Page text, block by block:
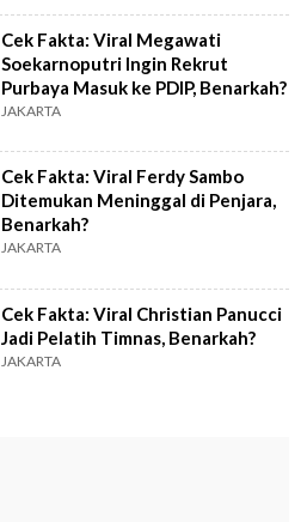
Cek Fakta: Viral Megawati
Soekarnoputri Ingin Rekrut
Purbaya Masuk ke PDIP, Benarkah?
JAKARTA
Cek Fakta: Viral Ferdy Sambo
Ditemukan Meninggal di Penjara,
Benarkah?
JAKARTA
Cek Fakta: Viral Christian Panucci
Jadi Pelatih Timnas, Benarkah?
JAKARTA